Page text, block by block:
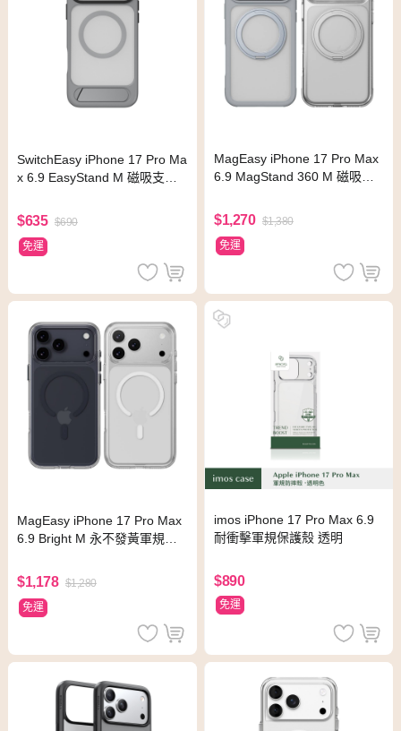
SwitchEasy iPhone 17 Pro Ma
x 6.9 EasyStand M 磁吸支架
$635 $690
免運
MagEasy iPhone 17 Pro Max
6.9 MagStand 360 M 磁吸旋
$1,270 $1,380
免運
MagEasy iPhone 17 Pro Max
6.9 Bright M 永不發黃軍規磁
$1,178 $1,280
免運
imos iPhone 17 Pro Max 6.9
耐衝擊軍規保護殼 透明
$890
免運